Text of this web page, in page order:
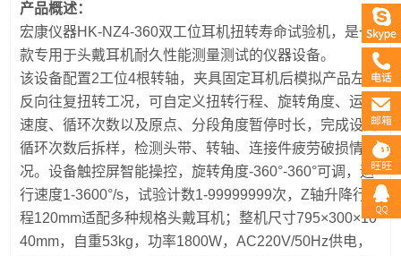
产品概述：
宏康仪器HK-NZ4-360双工位耳机扭转寿命试验机，是一
款专用于头戴耳机耐久性能测量测试的仪器设备。
该设备配置2工位4根转轴，夹具固定耳机后模拟产品左右
反向往复扭转工况，可自定义扭转行程、旋转角度、运转
速度、循环次数以及原点、分段角度暂停时长，完成设定
循环次数后拆样，检测头带、转轴、连接件疲劳破损情
况。设备触控屏智能操控，旋转角度-360°-360°可调，运
行速度1-3600°/s，试验计数1-99999999次，Z轴升降行
程120mm适配多种规格头戴耳机；整机尺寸795×300×10
40mm，自重53kg，功率1800W，AC220V/50Hz供电，